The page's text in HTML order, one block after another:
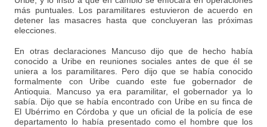
más puntuales. Los paramilitares estuvieron de acuerdo en
detener las masacres hasta que concluyeran las próximas
elecciones.
En otras declaraciones Mancuso dijo que de hecho había
conocido a Uribe en reuniones sociales antes de que él se
uniera a los paramilitares. Pero dijo que se había conocido
formalmente con Uribe cuando este fue gobernador de
Antioquia. Mancuso ya era paramilitar, el gobernador ya lo
sabía. Dijo que se había encontrado con Uribe en su finca de
El Ubérrimo en Córdoba y que un oficial de la policía de ese
departamento lo había presentado como el hombre que los